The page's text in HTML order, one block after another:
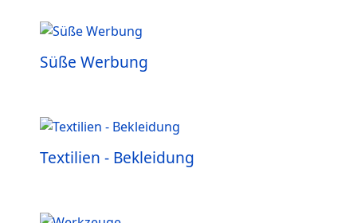
Süße Werbung
Textilien - Bekleidung